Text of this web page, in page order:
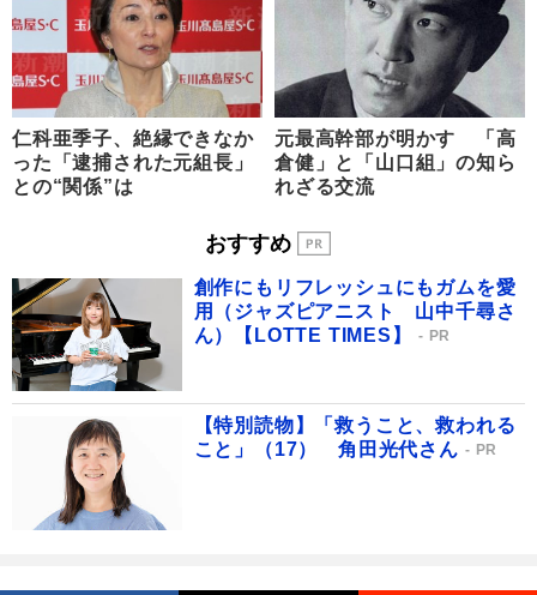
仁科亜季子、絶縁できなか
った「逮捕された元組長」
との“関係”は
元最高幹部が明かす 「高
倉健」と「山口組」の知ら
れざる交流
おすすめ
創作にもリフレッシュにもガムを愛
用（ジャズピアニスト 山中千尋さ
ん）【LOTTE TIMES】
PR
【特別読物】「救うこと、救われる
こと」（17） 角田光代さん
PR